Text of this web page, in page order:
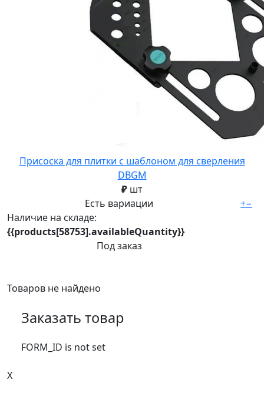
Присоска для плитки с шаблоном для сверления
DBGM
₽ шт
Есть вариации
Наличие на складе:
{{products[58753].availableQuantity}}
Под заказ
+−
Товаров не найдено
Заказать товар
FORM_ID is not set
X